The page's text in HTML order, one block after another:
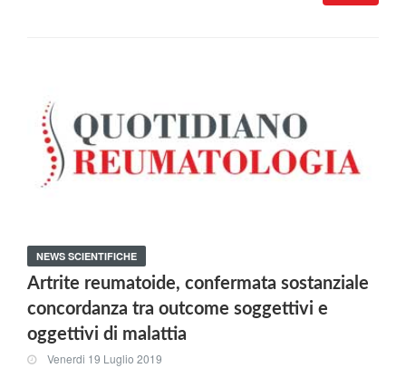
NEWS SCIENTIFICHE
Artrite reumatoide, confermata sostanziale
concordanza tra outcome soggettivi e
oggettivi di malattia
Venerdi 19 Luglio 2019